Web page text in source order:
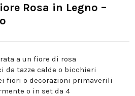
Rosa in Legno –
a un fiore di rosa
da tazze calde o bicchieri
fiori o decorazioni primaverili
o in set da 4